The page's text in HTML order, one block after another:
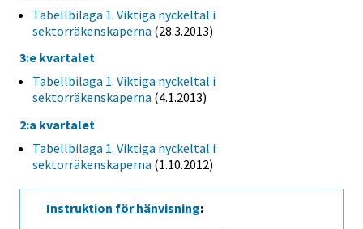
Tabellbilaga 1. Viktiga nyckeltal i
sektorräkenskaperna (28.3.2013)
3:e kvartalet
Tabellbilaga 1. Viktiga nyckeltal i
sektorräkenskaperna (4.1.2013)
2:a kvartalet
Tabellbilaga 1. Viktiga nyckeltal i
sektorräkenskaperna (1.10.2012)
Instruktion för hänvisning: